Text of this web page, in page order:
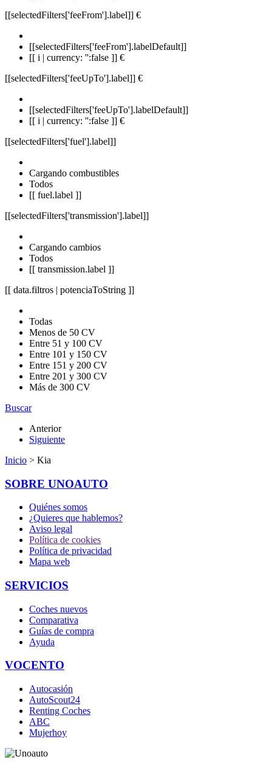
[[selectedFilters['feeFrom'].label]] €
[[selectedFilters['feeFrom'].labelDefault]]
[[ i | currency: '':false ]] €
[[selectedFilters['feeUpTo'].label]] €
[[selectedFilters['feeUpTo'].labelDefault]]
[[ i | currency: '':false ]] €
[[selectedFilters['fuel'].label]]
Cargando combustibles
Todos
[[ fuel.label ]]
[[selectedFilters['transmission'].label]]
Cargando cambios
Todos
[[ transmission.label ]]
[[ data.filtros | potenciaToString ]]
Todas
Menos de 50 CV
Entre 51 y 100 CV
Entre 101 y 150 CV
Entre 151 y 200 CV
Entre 201 y 300 CV
Más de 300 CV
Buscar
Anterior
Siguiente
Inicio > Kia
SOBRE UNOAUTO
Quiénes somos
¿Quieres que hablemos?
Aviso legal
Política de cookies
Política de privacidad
Mapa web
SERVICIOS
Coches nuevos
Comparativa
Guías de compra
Ayuda
VOCENTO
Autocasión
AutoScout24
Renting Coches
ABC
Mujerhoy